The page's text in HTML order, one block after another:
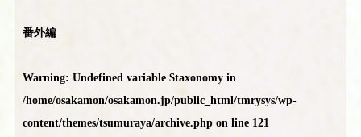
番外編
Warning: Undefined variable $taxonomy in
/home/osakamon/osakamon.jp/public_html/tmrysys/wp-
content/themes/tsumuraya/archive.php on line 121